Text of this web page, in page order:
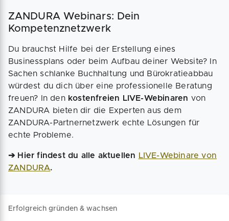
ZANDURA Webinars: Dein
Kompetenznetzwerk
Du brauchst Hilfe bei der Erstellung eines
Businessplans oder beim Aufbau deiner Website? In
Sachen schlanke Buchhaltung und Bürokratieabbau
würdest du dich über eine professionelle Beratung
freuen? In den kostenfreien LIVE-Webinaren von
ZANDURA bieten dir die Experten aus dem
ZANDURA-Partnernetzwerk echte Lösungen für
echte Probleme.
➔ Hier findest du alle aktuellen LIVE-Webinare von
ZANDURA.
Erfolgreich gründen & wachsen